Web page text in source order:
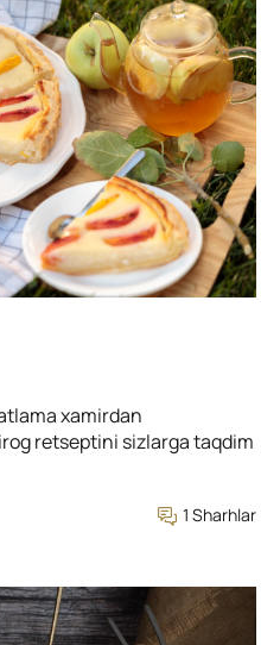
xamirdan
retseptini sizlarga taqdim
1 Sharhlar